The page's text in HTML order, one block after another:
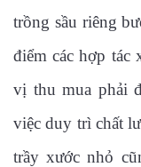
trồng sầu riêng
điểm các hợp tác
vị thu mua phải
việc duy trì chất
trầy xước nhỏ